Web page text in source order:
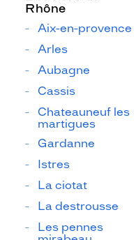
Rhône
Aix-en-provence
Arles
Aubagne
Cassis
Chateauneuf les
martigues
Gardanne
Istres
La ciotat
La destrousse
Les pennes